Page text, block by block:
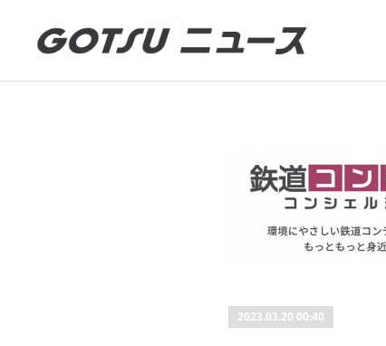
2023.03.20 00:40